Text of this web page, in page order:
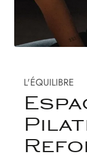
L'ÉQUILIBRE